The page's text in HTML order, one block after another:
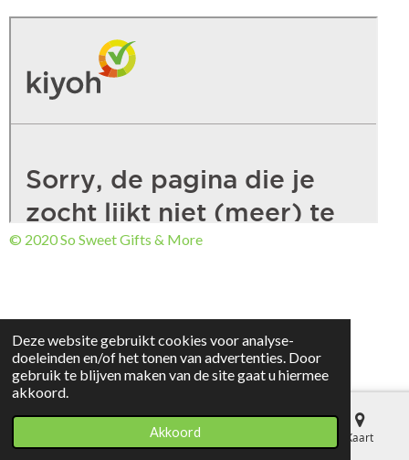
Deze website gebruikt cookies voor analyse-
doeleinden en/of het tonen van advertenties. Door
gebruik te blijven maken van de site gaat u hiermee
akkoord.
Akkoord
© 2020 So Sweet Gifts & More
Telefoonnummer Kaart